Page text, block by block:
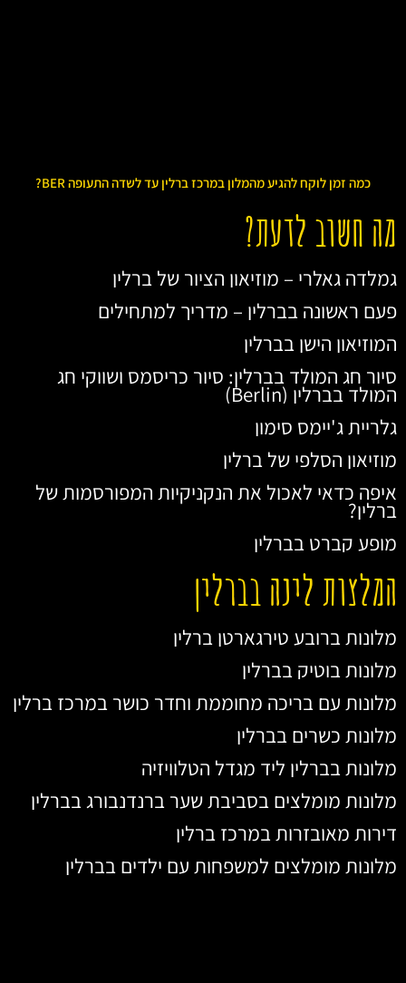
כמה זמן לוקח להגיע מהמלון במרכז ברלין עד לשדה התעופה BER?
מה חשוב לדעת?
גמלדה גאלרי – מוזיאון הציור של ברלין
פעם ראשונה בברלין – מדריך למתחילים
המוזיאון הישן בברלין
סיור חג המולד בברלין: סיור כריסמס ושווקי חג
המולד בברלין (Berlin)
גלריית ג'יימס סימון
מוזיאון הסלפי של ברלין
איפה כדאי לאכול את הנקניקיות המפורסמות של
ברלין?
מופע קברט בברלין
המלצות לינה בברלין
מלונות ברובע טירגארטן ברלין
מלונות בוטיק בברלין
מלונות עם בריכה מחוממת וחדר כושר במרכז ברלין
מלונות כשרים בברלין
מלונות בברלין ליד מגדל הטלוויזיה
מלונות מומלצים בסביבת שער ברנדנבורג בברלין
דירות מאובזרות במרכז ברלין
מלונות מומלצים למשפחות עם ילדים בברלין